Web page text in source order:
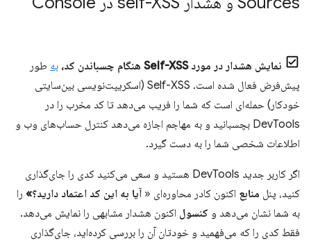
نمایش هشدار در مورد Self-XSS هنگام چسباندن کد، به طور
پیش‌فرض فعال شده است. Self-XSS (اسکریپت‌نویسی بین‌سایتی
خودکار) حمله‌ای است که شما را فریب می‌دهد تا کد مخرب را در
DevTools بچسبانید و به مهاجم اجازه می‌دهد کنترل حساب‌های وب و
اطلاعات شخصی شما را به دست گیرد.
اگر کاربر جدید DevTools هستید و سعی می‌کنید کدی را جای‌گذاری
کنید، پنل منابع اکنون کادر محاوره‌ای « آیا به این کد اعتماد دارید؟» را
به شما نشان می‌دهد و کنسول اکنون هشدار مشابهی را نمایش می‌دهد.
فقط کدی را که می‌فهمید و خودتان آن را بررسی کرده‌اید، جای‌گذاری